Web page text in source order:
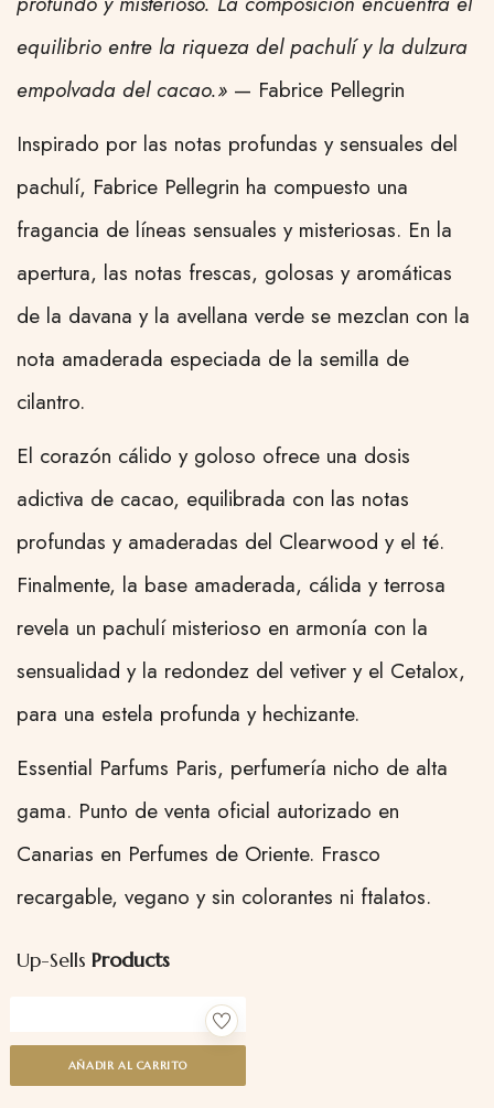
equilibrio entre la riqueza del pachulí y la dulzura
empolvada del cacao.» — Fabrice Pellegrin
Inspirado por las notas profundas y sensuales del
pachulí, Fabrice Pellegrin ha compuesto una
fragancia de líneas sensuales y misteriosas. En la
apertura, las notas frescas, golosas y aromáticas
de la davana y la avellana verde se mezclan con la
nota amaderada especiada de la semilla de
cilantro.
El corazón cálido y goloso ofrece una dosis
adictiva de cacao, equilibrada con las notas
profundas y amaderadas del Clearwood y el té.
Finalmente, la base amaderada, cálida y terrosa
revela un pachulí misterioso en armonía con la
sensualidad y la redondez del vetiver y el Cetalox,
para una estela profunda y hechizante.
Essential Parfums Paris, perfumería nicho de alta
gama. Punto de venta oficial autorizado en
Canarias en Perfumes de Oriente. Frasco
recargable, vegano y sin colorantes ni ftalatos.
Up-Sells Products
AÑADIR AL CARRITO